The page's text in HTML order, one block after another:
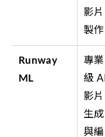
影片
製作
Runway
ML
專業
級 AI
影片
生成
與編